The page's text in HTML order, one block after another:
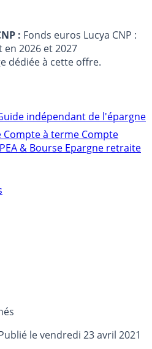
: Fonds euros Lucya CNP :
en 2026 et 2027
dédiée à cette offre.
indépendant de l'épargne
Compte à terme Compte
PEA & Bourse Epargne retraite
levendredi 23 avril 2021